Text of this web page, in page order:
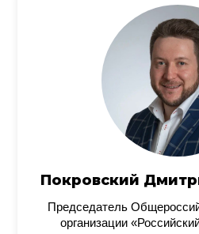
Покровский
Председатель
организации